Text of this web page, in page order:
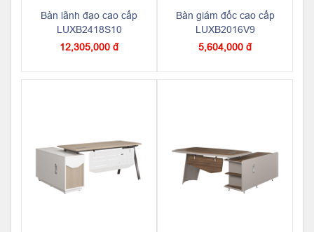
Bàn lãnh đạo cao cấp
LUXB2418S10
12,305,000 đ
Bàn giám đốc cao cấp
LUXB2016V9
5,604,000 đ